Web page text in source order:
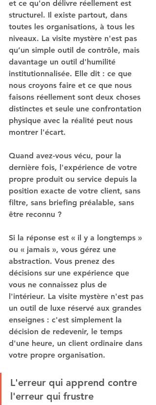
et ce qu'on délivre réellement est
structurel. Il existe partout, dans
toutes les organisations, à tous les
niveaux. La visite mystère n'est pas
qu’un simple outil de contrôle, mais
davantage un outil d'humilité
institutionnalisée. Elle dit : ce que
nous croyons faire et ce que nous
faisons réellement sont deux choses
distinctes et seule une confrontation
physique avec la réalité peut nous
montrer l'écart.
Quand avez-vous vécu, pour la
dernière fois, l'expérience de votre
propre produit ou service depuis la
position exacte de votre client, sans
filtre, sans briefing préalable, sans
être reconnu ?
Si la réponse est « il y a longtemps »
ou « jamais », vous gérez une
abstraction. Vous prenez des
décisions sur une expérience que
vous ne connaissez plus de
l'intérieur. La visite mystère n'est pas
un outil de luxe réservé aux grandes
enseignes : c'est simplement la
décision de redevenir, le temps
d'une heure, un client ordinaire dans
votre propre organisation.
L'erreur qui apprend contre
l'erreur qui frustre